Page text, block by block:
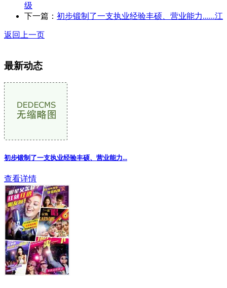
级
下一篇： 初步锻制了一支执业经验丰硕、营业能力......江
返回上一页
最新动态
初步锻制了一支执业经验丰硕、营业能力...
查看详情